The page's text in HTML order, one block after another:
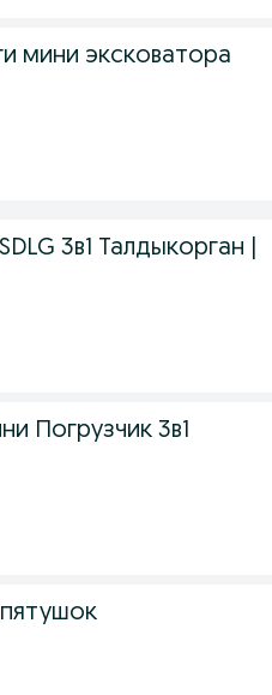
мини эксковатора
3в1 Талдыкорган |
Погрузчик 3в1
пятушок